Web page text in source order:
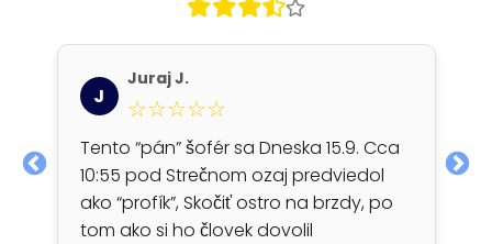
J
Juraj J.
☆☆☆☆☆
Tento “pán” šofér sa Dneska 15.9. Cca
10:55 pod Strečnom ozaj predviedol
ako “profík”, Skočiť ostro na brzdy, po
tom ako si ho človek dovolil